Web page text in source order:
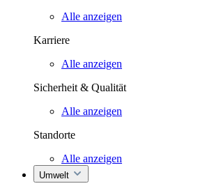
Alle anzeigen
Karriere
Alle anzeigen
Sicherheit & Qualität
Alle anzeigen
Standorte
Alle anzeigen
Umwelt